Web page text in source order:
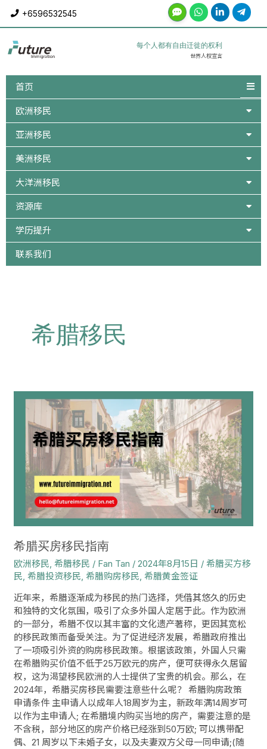
content
+6596532545
每个人都有自由迁徙的权利
世界人权宣言
首页
欧洲移民
亚洲移民
美洲移民
大洋洲移民
资源库
学历提升
联系我们
希腊移民
希腊买房移民指南
欧洲移民, 希腊移民 / Fan Tan /2024年8月15日 / 希腊买方移
民, 希腊投资移民, 希腊购房移民, 希腊黄金签证
近年来，希腊逐渐成为移民的热门选择，凭借其悠久的历史
和独特的文化氛围，吸引了众多外国人定居于此。作为欧洲
的一部分，希腊不仅以其丰富的文化遗产著称，更因其宽松
的移民政策而备受关注。为了促进经济发展，希腊政府推出
了一项吸引外资的购房移民政策。根据该政策，外国人只需
在希腊购买价值不低于25万欧元的房产，便可获得永久居留
权，这为渴望移民欧洲的人士提供了宝贵的机会。那么，在
2024年，希腊买房移民需要注意些什么呢？ 希腊购房政策
申请条件 主申请人以成年人18周岁为主，新政年满14周岁可
以作为主申请人; 在希腊境内购买当地的房产，需要注意的是
不含税，部分地区的房产价格已经涨到50万欧; 可以携带配
偶、21 周岁以下未婚子女，以及夫妻双方父母一同申请;(随